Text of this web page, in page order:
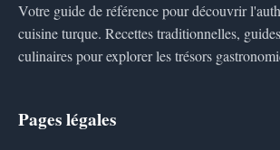
Votre guide de référence pour découvrir
cuisine turque. Recettes traditionnelles,
culinaires pour explorer les trésors
Pages légales